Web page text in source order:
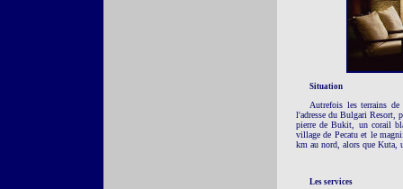
Situation
Autrefois les terrains
l'adresse du Bulgari Resort,
pierre de Bukit, un corail
village de Pecatu et le
km au nord, alors que Kuta,
Les services